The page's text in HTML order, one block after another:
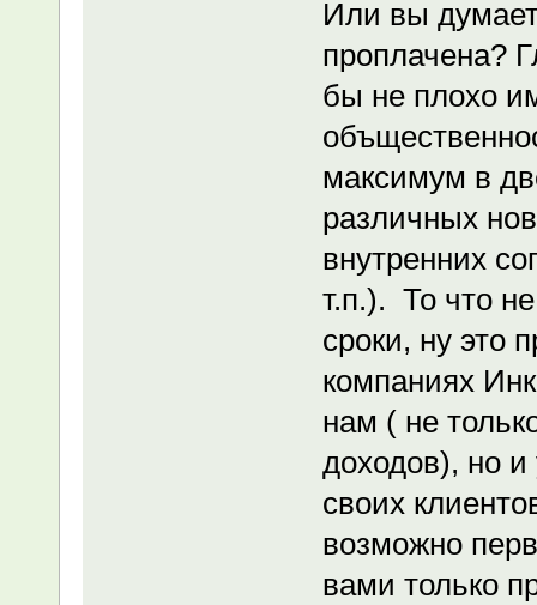
Или вы
проплачена?
бы не плохо
максимум в
различных
внутренних
т.п.). То что
сроки, ну это
компаниях
нам ( не
доходов), но и
своих
возможно
вами только